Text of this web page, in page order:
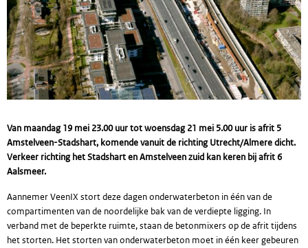
Van maandag 19 mei 23.00 uur tot woensdag 21 mei 5.00 uur is afrit 5
Amstelveen-Stadshart, komende vanuit de richting Utrecht/Almere dicht.
Verkeer richting het Stadshart en Amstelveen zuid kan keren bij afrit 6
Aalsmeer.
Aannemer VeenIX stort deze dagen onderwaterbeton in één van de
compartimenten van de noordelijke bak van de verdiepte ligging. In
verband met de beperkte ruimte, staan de betonmixers op de afrit tijdens
het storten. Het storten van onderwaterbeton moet in één keer gebeuren